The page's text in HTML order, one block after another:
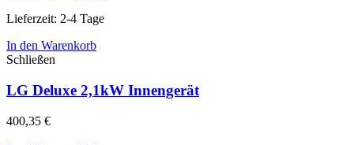
Lieferzeit: 2-4 Tage
In den Warenkorb
Schließen
LG Deluxe 2,1kW Innengerät
400,35 €